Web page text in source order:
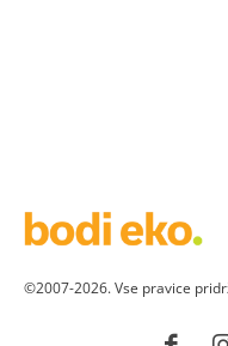
©2007-2026. Vse pravice